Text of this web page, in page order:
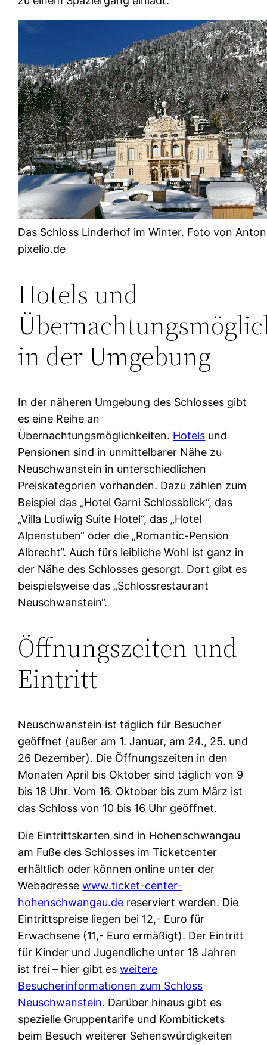
Das Schloss Linderhof im Winter. Foto von
pixelio.de
Hotels und
in der Umgebung
In der näheren Umgebung des Schlosses gibt
es eine Reihe an
Übernachtungsmöglichkeiten. Hotels und
Pensionen sind in unmittelbarer Nähe zu
Neuschwanstein in unterschiedlichen
Preiskategorien vorhanden. Dazu zählen zum
Beispiel das „Hotel Garni Schlossblick“, das
„Villa Ludiwig Suite Hotel“, das „Hotel
Alpenstuben“ oder die „Romantic-Pension
Albrecht“. Auch fürs leibliche Wohl ist ganz in
der Nähe des Schlosses gesorgt. Dort gibt es
beispielsweise das „Schlossrestaurant
Neuschwanstein“.
Öffnungszeiten und
Eintritt
Neuschwanstein ist täglich für Besucher
geöffnet (außer am 1. Januar, am 24., 25. und
26 Dezember). Die Öffnungszeiten in den
Monaten April bis Oktober sind täglich von 9
bis 18 Uhr. Vom 16. Oktober bis zum März ist
das Schloss von 10 bis 16 Uhr geöffnet.
Die Eintrittskarten sind in Hohenschwangau
am Fuße des Schlosses im Ticketcenter
erhältlich oder können online unter der
Webadressewww.ticket-center-
hohenschwangau.de reserviert werden. Die
Eintrittspreise liegen bei 12,- Euro für
Erwachsene (11,- Euro ermäßigt). Der Eintritt
für Kinder und Jugendliche unter 18 Jahren
ist frei – hier gibt esweitere
Besucherinformationen zum Schloss
Neuschwanstein. Darüber hinaus gibt es
spezielle Gruppentarife und Kombitickets
beim Besuch weiterer Sehenswürdigkeiten